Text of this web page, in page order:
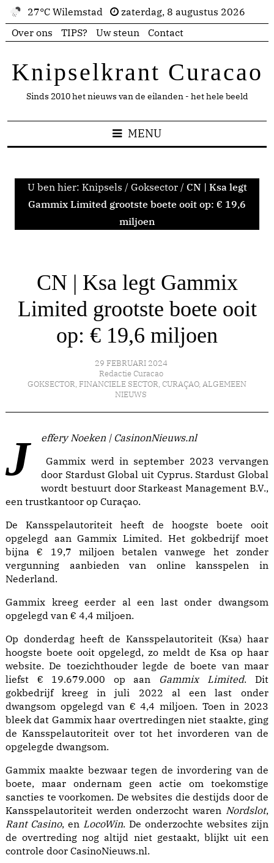
27°C Wilemstad
zaterdag, 8 augustus 2026
Over ons
TIPS? Uw steun Contact
Knipselkrant Curacao
Sinds 2010 het nieuws van de eilanden - het hele beeld
MENU
U ben hier: Knipsels / Goksector / CN | Ksa legt
Gammix Limited grootste boete ooit op: € 19,6
miljoen
CN | Ksa legt Gammix
Limited grootste boete ooit
op: € 19,6 miljoen
29 FEBRUARI 2024
Redactie Curacao
GOKSECTOR, FINANCIELE SECTOR, CURAÇAO, ALGEMEEN
NIEUWS
Jeffery Noeken | CasinonNieuws.nl
Gammix werd in september 2023 vervangen
door Stardust Global uit Cyprus. Stardust Global
wordt bestuurt door Starkeast Management B.V.,
een trustkantoor op Curaçao.
De Kansspelautoriteit heeft de hoogste boete ooit
opgelegd aan Gammix Limited. Het gokbedrijf moet
bijna € 19,7 miljoen betalen vanwege het zonder
vergunning aanbieden van online kansspelen in
Nederland.
Gammix kreeg eerder al een last onder dwangsom
opgelegd van € 4,4 miljoen.
Op donderdag heeft de Kansspelautoriteit (Ksa) haar
hoogste boete ooit opgelegd, zo meldt de Ksa op haar
website. De toezichthouder legde de boete van maar
liefst € 19.679.000 op aan Gammix Limited. Dit
gokbedrijf kreeg in juli 2022 al een last onder
dwangsom opgelegd van € 4,4 miljoen. Toen in 2023
bleek dat Gammix haar overtredingen niet staakte, ging
de Kansspelautoriteit over tot het invorderen van de
opgelegde dwangsom.
Gammix maakte bezwaar tegen de invordering van de
boete, maar ondernam geen actie om toekomstige
sancties te voorkomen. De websites die destijds door de
Kansspelautoriteit werden onderzocht waren Nordslot,
Rant Casino, en LocoWin. De onderzochte websites zijn
de overtreding nog altijd niet gestaakt, blijkt uit een
controle door CasinoNieuws.nl.